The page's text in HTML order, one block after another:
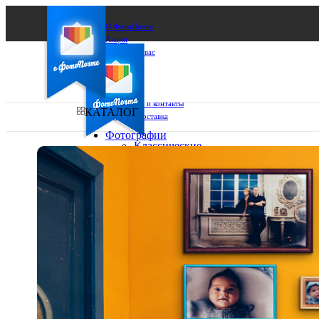
О ФотоПочте
Акции
Сделаем за вас
Бизнесу
FAQ
Франшиза
Поддержка и контакты
Оплата и доставка
Ваш город:
Выберите из списка:
КАТАЛОГ
Фотографии
Классические
10х10
10х15
15х15
20х20
20х30
30х30
30х40